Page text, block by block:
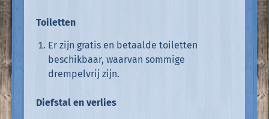
Toiletten
Er zijn gratis en betaalde toiletten
beschikbaar, waarvan sommige
drempelvrij zijn.
Diefstal en verlies